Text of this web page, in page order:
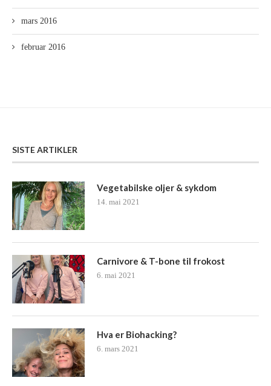
mars 2016
februar 2016
SISTE ARTIKLER
Vegetabilske oljer & sykdom
14. mai 2021
Carnivore & T-bone til frokost
6. mai 2021
Hva er Biohacking?
6. mars 2021